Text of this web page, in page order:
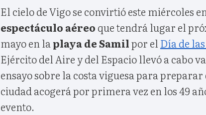
El cielo de Vigo se convirtió este miércoles
espectáculo aéreo que tendrá lugar el
mayo en laplaya de Samilpor el Día de
Ejército del Aire y del Espacio llevó a cabo
ensayo sobre la costa viguesa para
ciudad acogerá por primera vez en los 49
evento.